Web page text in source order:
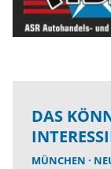
DAS
MÜNCHEN